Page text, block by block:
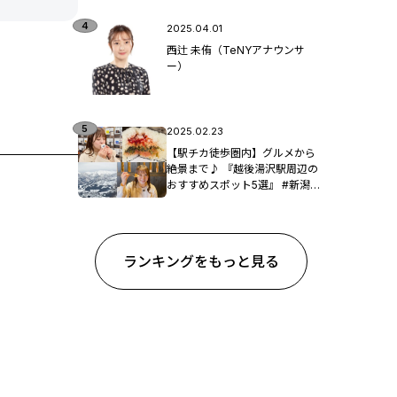
2025.04.01
西辻 未侑（TeNYアナウンサ
ー）
2025.02.23
【駅チカ徒歩圏内】グルメから
絶景まで♪ 『越後湯沢駅周辺の
おすすめスポット5選』 #新潟観
ランキングをもっと見る